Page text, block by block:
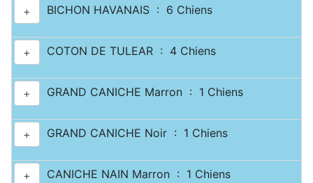
+ BICHON HAVANAIS : 6 Chiens
+ COTON DE TULEAR : 4 Chiens
+ GRAND CANICHE Marron : 1 Chiens
+ GRAND CANICHE Noir : 1 Chiens
+ CANICHE NAIN Marron : 1 Chiens